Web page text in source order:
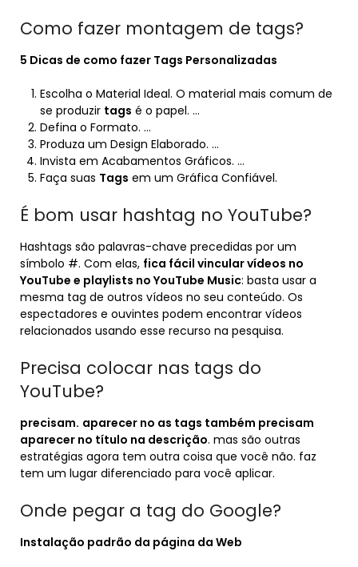
Como fazer montagem de tags?
5 Dicas de como fazer Tags Personalizadas
Escolha o Material Ideal. O material mais comum de
se produzir tags é o papel. …
Defina o Formato. …
Produza um Design Elaborado. …
Invista em Acabamentos Gráficos. …
Faça suas Tags em um Gráfica Confiável.
É bom usar hashtag no YouTube?
Hashtags são palavras-chave precedidas por um
símbolo #. Com elas, fica fácil vincular vídeos no
YouTube e playlists no YouTube Music: basta usar a
mesma tag de outros vídeos no seu conteúdo. Os
espectadores e ouvintes podem encontrar vídeos
relacionados usando esse recurso na pesquisa.
Precisa colocar nas tags do
YouTube?
precisam. aparecer no as tags também precisam
aparecer no título na descrição. mas são outras
estratégias agora tem outra coisa que você não. faz
tem um lugar diferenciado para você aplicar.
Onde pegar a tag do Google?
Instalação padrão da página da Web